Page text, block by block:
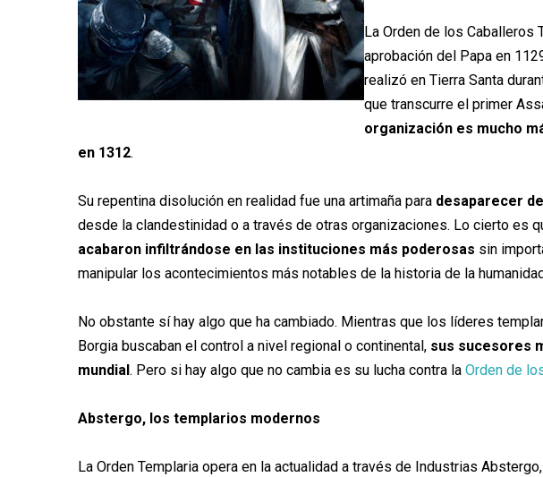
La Orden de los Caballeros
aprobación del Papa en
realizó en Tierra Santa
que transcurre el primer
organización es mucho
en 1312.
Su repentina disolución en realidad fue una artimaña para desaparecer
desde la clandestinidad o a través de otras organizaciones. Lo cierto es
acabaron infiltrándose en las instituciones más poderosas sin
manipular los acontecimientos más notables de la historia de la
No obstante sí hay algo que ha cambiado. Mientras que los líderes
Borgia buscaban el control a nivel regional o continental, sus sucesores
mundial. Pero si hay algo que no cambia es su lucha contra la Orden de
Abstergo, los templarios modernos
La Orden Templaria opera en la actualidad a través de Industrias